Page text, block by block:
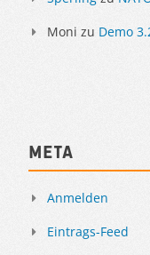
Moni zu Demo
Meta
Anmelden
Eintrags-Feed